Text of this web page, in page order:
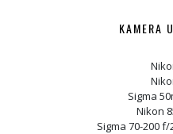
KAMERA
Sigma
Nikon
Sigma 70-200 f/